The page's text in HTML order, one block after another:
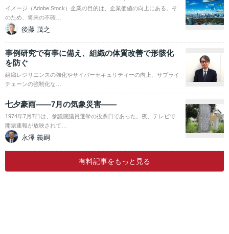
イメージ（Adobe Stock）企業の目的は、企業価値の向上にある。そ
のため、将来の不確…
後藤 茂之
事例研究で有事に備え、組織の体質改善で形骸化
を防ぐ
組織レジリエンスの強化やサイバーセキュリティーの向上、サプライ
チェーンの強靭化な…
七夕豪雨――7月の気象災害――
1974年7月7日は、参議院議員選挙の投票日であった。夜、テレビで
開票速報が放映されて…
永澤 義嗣
有料記事をもっと見る